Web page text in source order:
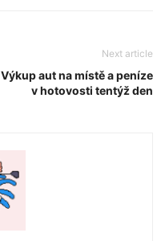
Next article
Výkup aut na místě a peníze
v hotovosti tentýž den